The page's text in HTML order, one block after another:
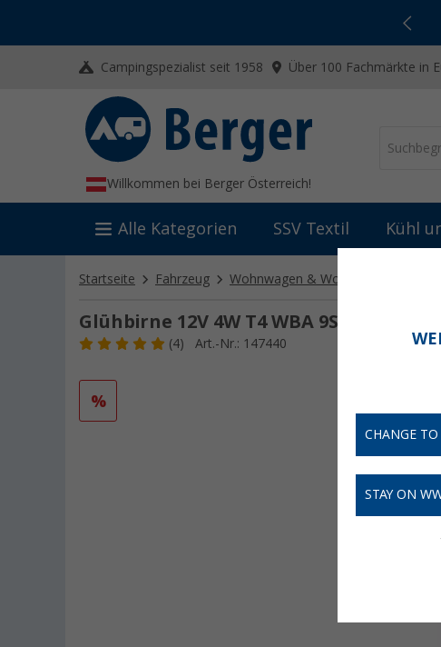
Campingspezialist seit 1958 Über 100 Fachmärkte in
Willkommen bei Berger Österreich!
Alle Kategorien SSV Textil Kühl
Startseite Fahrzeug Wohnwagen & Wohnmobil Zubehör
Glühbirne 12V 4W T4 WBA 9S
(4) Art.-Nr.: 147440
%
CHANGE
STAY ON